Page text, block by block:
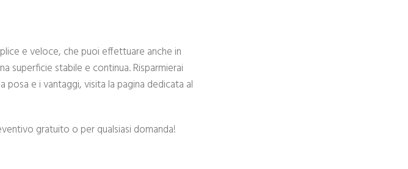
e veloce, che puoi effettuare anche in
superficie stabile e continua. Risparmierai
e i vantaggi, visita la pagina dedicata al
gratuito o per qualsiasi domanda!